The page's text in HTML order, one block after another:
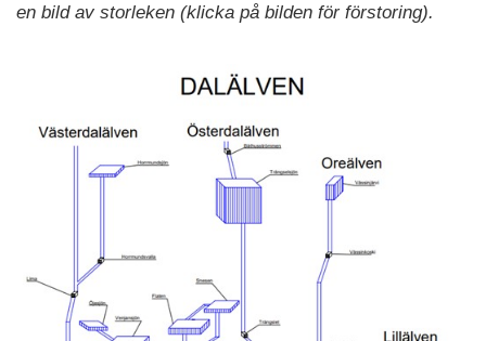
en bild av storleken (klicka på bilden för förstoring).